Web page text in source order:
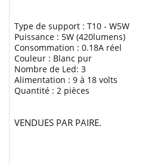
Type de support : T10 - W5W
Puissance : 5W (420lumens)
Consommation : 0.18A réel
Couleur : Blanc pur
Nombre de Led: 3
Alimentation : 9 à 18 volts
Quantité : 2 pièces
VENDUES PAR PAIRE.